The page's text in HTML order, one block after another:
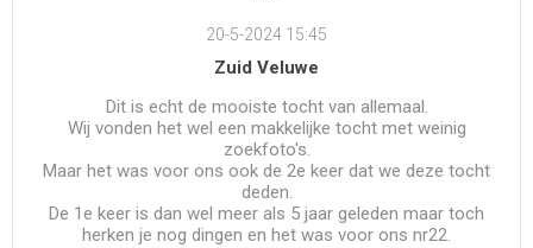
20-5-2024 15:45
Zuid Veluwe
Dit is echt de mooiste tocht van allemaal.
Wij vonden het wel een makkelijke tocht met weinig
zoekfoto's.
Maar het was voor ons ook de 2e keer dat we deze tocht
deden.
De 1e keer is dan wel meer als 5 jaar geleden maar toch
herken je nog dingen en het was voor ons nr22.